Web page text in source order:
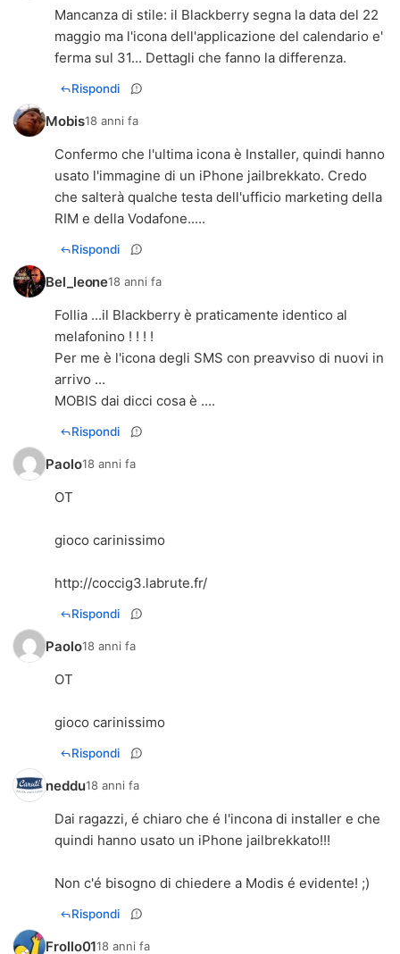
Mancanza di stile: il Blackberry segna la data del 22
maggio ma l'icona dell'applicazione del calendario e'
ferma sul 31... Dettagli che fanno la differenza.
Rispondi
Mobis18 anni fa
Confermo che l'ultima icona è Installer, quindi hanno
usato l'immagine di un iPhone jailbrekkato. Credo
che salterà qualche testa dell'ufficio marketing della
RIM e della Vodafone.....
Rispondi
Bel_leone18 anni fa
Follia ...il Blackberry è praticamente identico al
melafonino ! ! ! !
Per me è l'icona degli SMS con preavviso di nuovi in
arrivo ...
MOBIS dai dicci cosa è ....
Rispondi
Paolo18 anni fa
OT
gioco carinissimo
http://coccig3.labrute.fr/
Rispondi
Paolo18 anni fa
OT
gioco carinissimo
Rispondi
neddu18 anni fa
Dai ragazzi, é chiaro che é l'incona di installer e che
quindi hanno usato un iPhone jailbrekkato!!!
Non c'é bisogno di chiedere a Modis é evidente! ;)
Rispondi
Frollo0118 anni fa